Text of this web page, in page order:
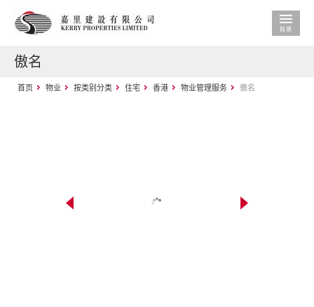
傲名
首页 物业 按类别分类 住宅 香港 物业管理服务 傲名